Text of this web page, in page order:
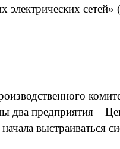
электрических
предприятия –